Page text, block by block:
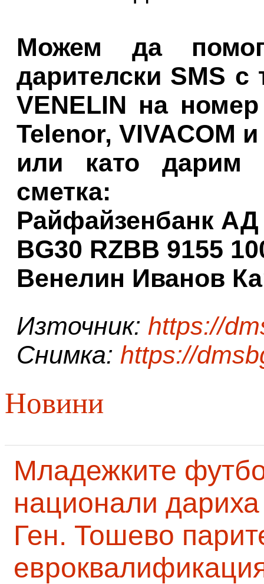
Можем да
дарителски SMS с
VENELIN на
Telenor, VIVACOM
или като дарим
сметка:
Райфайзенбанк АД
BG30 RZBB 9155
Венелин Иванов
Източник: https://
Снимка: https://
Новини
Младежките
национали
Ген. Тошево